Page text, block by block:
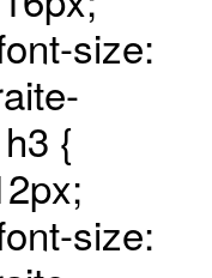
size:
{
size: